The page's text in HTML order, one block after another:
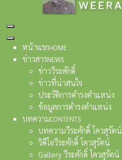
หน้าแรกHOME
ข่าวสารNEWS
ข่าววีระศักดิ์
ข่าวที่น่าสนใจ
ประวัติการดำรงตำแหน่ง
ข้อมูลการดำรงตำแหน่ง
บทความCONTENTS
บทความวีระศักดิ์ โควสุรัตน์
วิดีโอวีระศักดิ์ โควสุรัตน์
Gallery วีระศักดิ์ โควสุรัตน์